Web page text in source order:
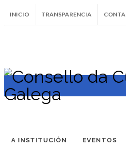
INICIO TRANSPARENCIA
InstagramFacebook
A INSTITUCIÓN EVENTOS